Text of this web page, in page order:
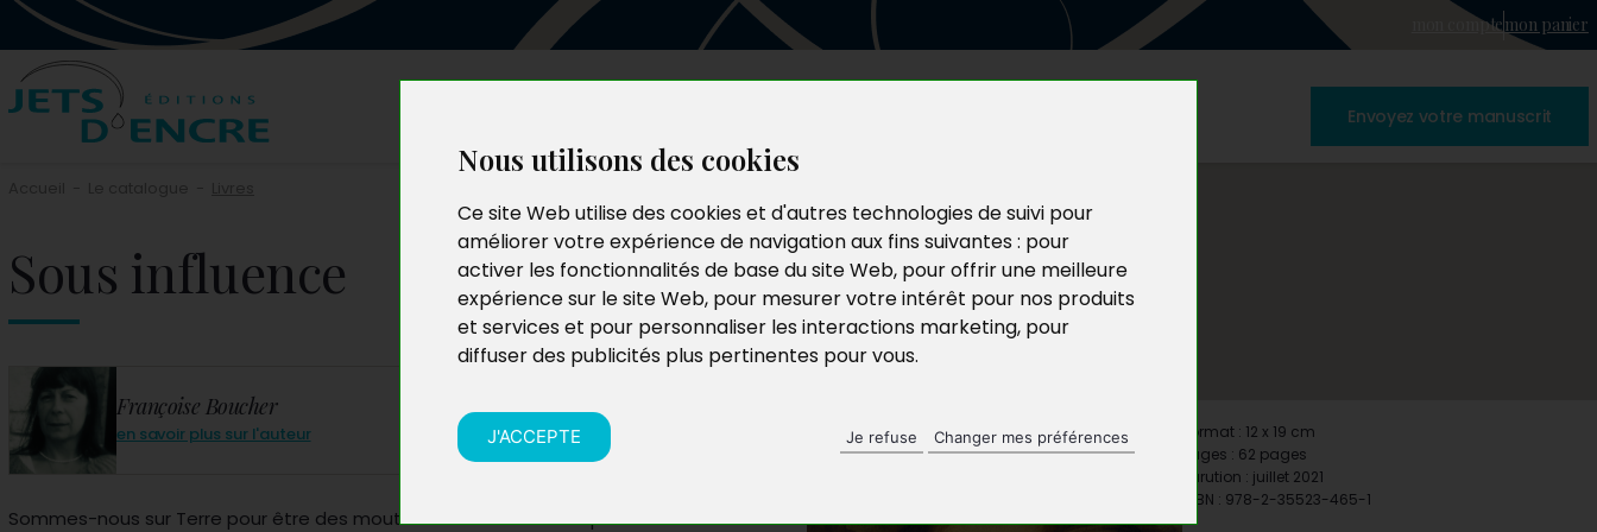
Nous utilisons des cookies
Ce site Web utilise des cookies et d'autres technologies de suivi pour
améliorer votre expérience de navigation aux fins suivantes : pour
activer les fonctionnalités de base du site Web, pour offrir une meilleure
expérience sur le site Web, pour mesurer votre intérêt pour nos produits
et services et pour personnaliser les interactions marketing, pour
diffuser des publicités plus pertinentes pour vous.
J'ACCEPTE Je refuse Changer mes préférences
mon comptemon panier
Envoyez votre manuscrit
Sous influence
Françoise Boucher
en savoir plus sur l'auteur
Sommes-nous sur Terre pour être des moutons ? Nous faire manipuler ? Être
Format : 12 x 19 cm
Pages : 62 pages
Parution : juillet 2021
ISBN : 978-2-35523-465-1